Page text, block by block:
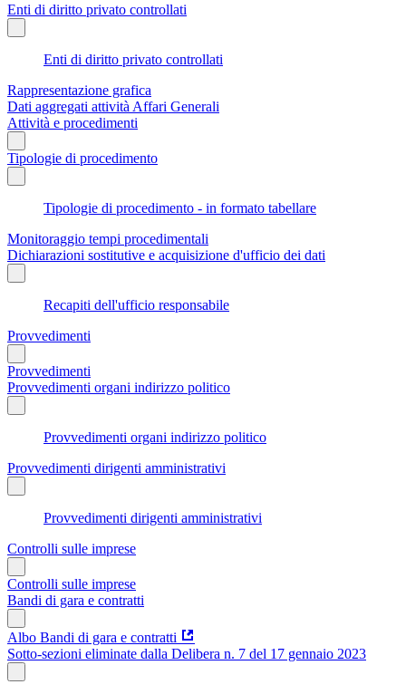
Enti di diritto privato controllati
Enti di diritto privato controllati
Rappresentazione grafica
Dati aggregati attività Affari Generali
Attività e procedimenti
Tipologie di procedimento
Tipologie di procedimento - in formato tabellare
Monitoraggio tempi procedimentali
Dichiarazioni sostitutive e acquisizione d'ufficio dei dati
Recapiti dell'ufficio responsabile
Provvedimenti
Provvedimenti
Provvedimenti organi indirizzo politico
Provvedimenti organi indirizzo politico
Provvedimenti dirigenti amministrativi
Provvedimenti dirigenti amministrativi
Controlli sulle imprese
Controlli sulle imprese
Bandi di gara e contratti
Albo Bandi di gara e contratti
Sotto-sezioni eliminate dalla Delibera n. 7 del 17 gennaio 2023